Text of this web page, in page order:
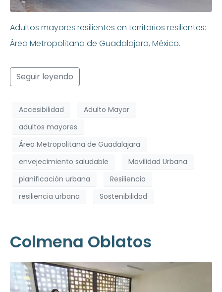
Adultos mayores resilientes en territorios resilientes:
Área Metropolitana de Guadalajara, México.
Seguir leyendo
Accesibilidad
Adulto Mayor
adultos mayores
Área Metropolitana de Guadalajara
envejecimiento saludable
Movilidad Urbana
planificación urbana
Resiliencia
resiliencia urbana
Sostenibilidad
Colmena Oblatos